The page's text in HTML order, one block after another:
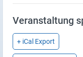
Veranstaltung
+ iCal Export